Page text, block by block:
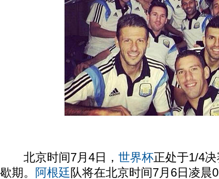
北京时间7月4日， 世界杯正处于1/4
歇期。
阿根廷队将在北京时间7月6日凌晨